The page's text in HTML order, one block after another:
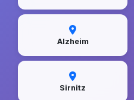
Alzheim
Sirnitz